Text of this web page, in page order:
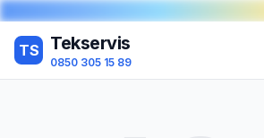
TS Tekservis
0850 305 15 89